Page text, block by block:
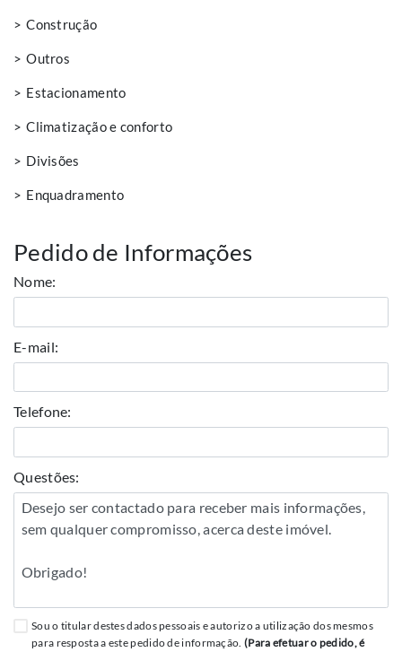
Construção
Outros
Estacionamento
Climatização e conforto
Divisões
Enquadramento
Pedido de Informações
Nome:
E-mail:
Telefone:
Questões:
Sou o titular destes dados pessoais e autorizo a utilização dos mesmos
para resposta a este pedido de informação. (Para efetuar o pedido, é